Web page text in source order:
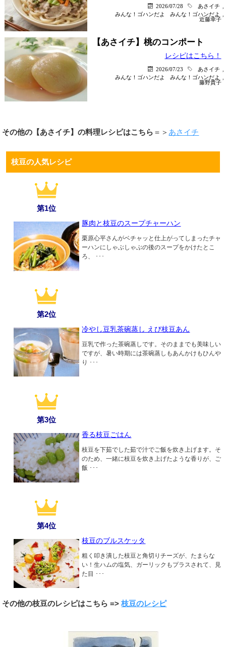
2026/07/28 あさイチ
みんな！ゴハンだよ
みんな！ゴハンだよ
近藤幸子
【あさイチ】桃のコンポート
レシピはこちら！
2026/07/23 あさイチ
みんな！ゴハンだよ
みんな！ゴハンだよ
藤野貴子
その他の【あさイチ】の料理レシピはこちら ＝＞ あさイチ
枝豆の人気レシピ
第1位
豚肉と枝豆のスープチャーハン
栗原心平さんがベチャッと仕上がってしまったチャ
ーハンにしゃぶしゃぶの後のスープをかけたとこ
ろ、 ･･･
第2位
冷やし豆乳茶碗蒸し えび枝豆あん
豆乳で作った茶碗蒸しです。そのままでも美味しい
ですが、暑い時期には茶碗蒸しもあんかけもひんや
り ･･･
第3位
香る枝豆ごはん
枝豆を下茹でした茹で汁でご飯を炊き上げます。そ
のため、一緒に枝豆を炊き上げたような香りが、ご
飯 ･･･
第4位
枝豆のブルスケッタ
粗く叩き潰した枝豆と角切りチーズが、たまらな
い！生ハムの塩気、ガーリックもプラスされて、見
た目 ･･･
その他の枝豆のレシピはこちら =>枝豆のレシピ